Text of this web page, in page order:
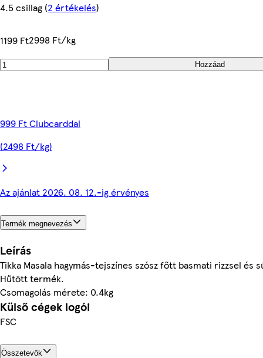
4.5 csillag (2 értékelés)
1199 Ft2998 Ft/kg
Hozzáad
999 Ft Clubcarddal
(2498 Ft/kg)
Az ajánlat 2026. 08. 12.-ig érvényes
Termék megnevezés
Leírás
Tikka Masala hagymás-tejszínes szósz főtt basmati rizzsel és
Hűtött termék.
Csomagolás mérete: 0.4kg
Külső cégek logói
FSC
Összetevők